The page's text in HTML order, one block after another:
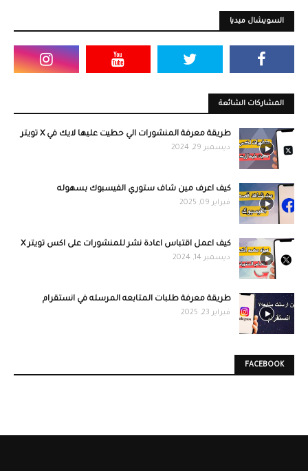
السويشال ميديا
المشاركات الشائعة
طريقة معرفة المنشورات الي حطيت عليها لايك في X تويتر
ديسمبر 29, 2024
كيف اعرف مين شاف ستوري الفيسبوك بسهوله
فبراير 09, 2025
كيف اعمل اقتباس اعادة نشر للمنشورات على اكس تويتر X
ديسمبر 14, 2024
طريقة معرفة طلبات المتابعه المرسله في انستقرام
فبراير 23, 2025
FACEBOOK